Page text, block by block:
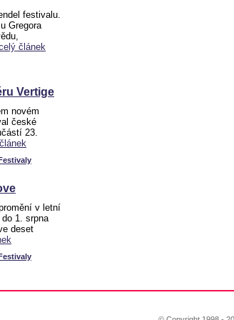
festivalu.
Gregora
článek
Vertige
novém
české
23.
v letní
1. srpna
deset